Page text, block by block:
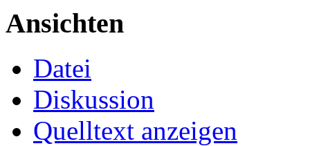
Ansichten
Datei
Diskussion
Quelltext anzeigen